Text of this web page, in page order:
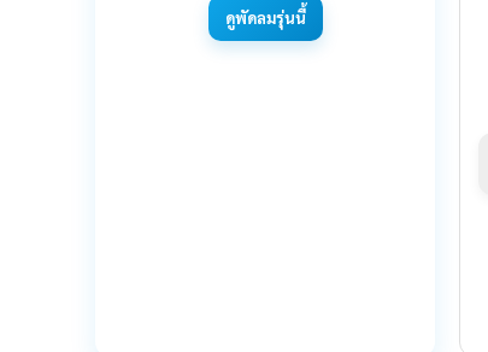
ดูพัดลมรุ่นนี้